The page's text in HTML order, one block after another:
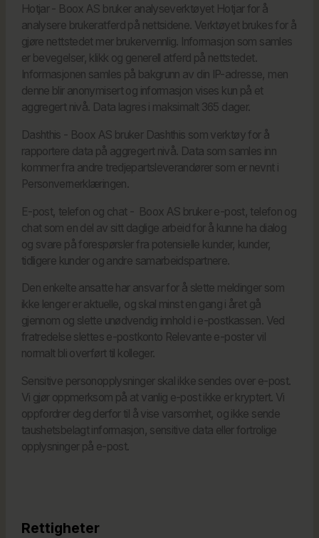
Hotjar - Boox AS bruker analyseverktøyet Hotjar for å
analysere brukeratferd på nettsidene. Verktøyet brukes for å
gjøre nettstedet mer brukervennlig. Informasjon som samles
er bevegelser, klikk og generell atferd på nettstedet.
Informasjonen samles på bakgrunn av din IP-adresse, men
denne blir anonymisert og informasjon vises kun på et
aggregert nivå. Data lagres i maksimalt 365 dager.
Dashthis - Boox AS bruker Dashthis som verktøy for å
rapportere data på aggregert nivå. Data som samles inn
kommer fra andre tredjepartsleverandører som er nevnt i
Personvernerklæringen.
E-post, telefon og chat - Boox AS bruker e-post, telefon og
chat som en del av sitt daglige arbeid for å kunne ha dialog
og svare på forespørsler fra potensielle kunder, kunder,
tidligere kunder og andre samarbeidspartnere.
Den enkelte ansatte har ansvar for å slette meldinger som
ikke lenger er aktuelle, og skal minst en gang i året gå
gjennom og slette unødvendig innhold i e-postkassen. Ved
fratredelse slettes e-postkonto Relevante e-poster vil
normalt bli overført til kolleger.
Sensitive personopplysninger skal ikke sendes over e-post.
Vi gjør oppmerksom på at vanlig e-post ikke er kryptert. Vi
oppfordrer deg derfor til å vise varsomhet, og ikke sende
taushetsbelagt informasjon, sensitive data eller fortrolige
opplysninger på e-post.
Rettigheter